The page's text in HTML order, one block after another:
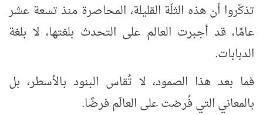
تذكّروا أن هذه الثلّة القليلة، المحاصرة منذ تسعة عشر
عامًا، قد أجبرت العالم على التحدث بلغتها، لا بلغة
الدبابات.
فما بعد هذا الصمود، لا تُقاس البنود بالأسطر، بل
بالمعاني التي فُرضت على العالَم فرضًا.